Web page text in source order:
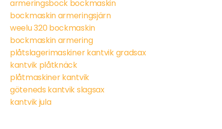
armeringsbock bockmaskin
bockmaskin armeringsjärn
weelu 320 bockmaskin
bockmaskin armering
plåtslagerimaskiner kantvik gradsax
kantvik plåtknäck
plåtmaskiner kantvik
göteneds kantvik slagsax
kantvik jula